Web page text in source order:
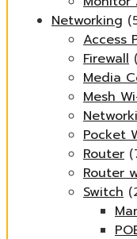
Networking
Access
Firewall
Media
Mesh
Pocket
Router
Router
Switch